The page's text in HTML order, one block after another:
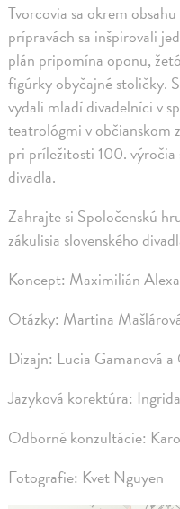
Tvorcovia sa okrem
prípravách sa inšpirovali
plán pripomína oponu,
figúrky obyčajné stoličky.
vydali mladí divadelníci v
teatrológmi v občianskom
pri príležitosti 100. výročia
divadla.
Zahrajte si Spoločenskú
zákulisia slovenského
Koncept: Maximilián
Otázky: Martina
Dizajn: Lucia Gamanová
Jazyková korektúra:
Odborné konzultácie:
Fotografie: Kvet Nguyen